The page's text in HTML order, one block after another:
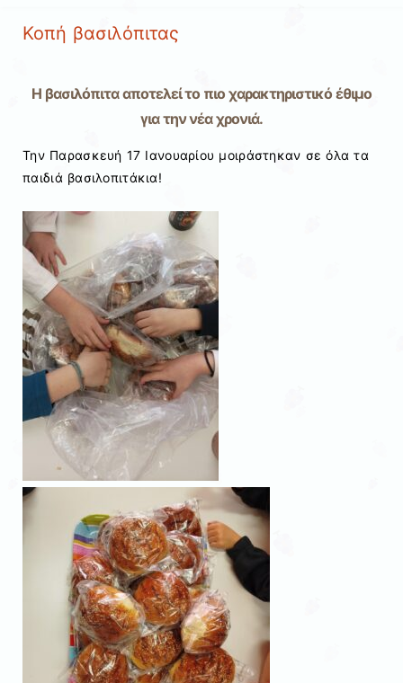
Κοπή βασιλόπιτας
Η βασιλόπιτα αποτελεί το πιο χαρακτηριστικό έθιμο
για την νέα χρονιά.
Την Παρασκευή 17 Ιανουαρίου μοιράστηκαν σε όλα τα
παιδιά βασιλοπιτάκια!